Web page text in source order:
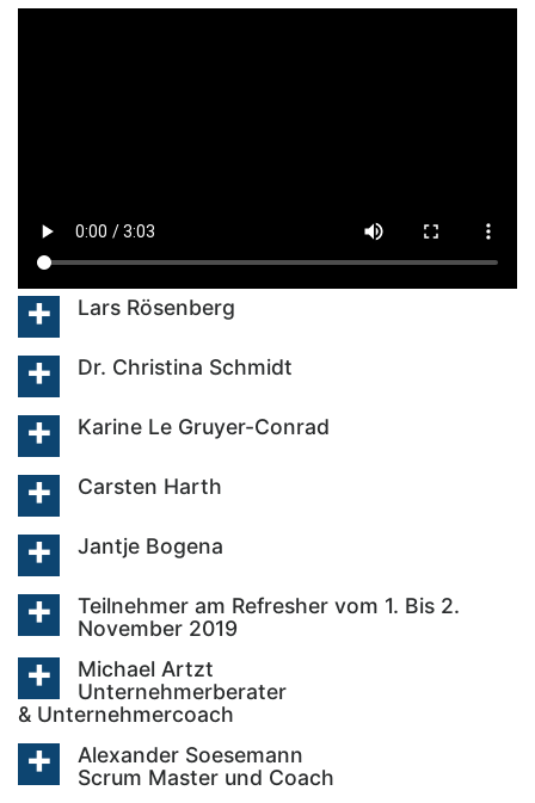
Lars Rösenberg
Dr. Christina Schmidt
Karine Le Gruyer-Conrad
Carsten Harth
Jantje Bogena
Teilnehmer am Refresher vom 1. Bis 2.
November 2019
Michael Artzt
Unternehmerberater
& Unternehmercoach
Alexander Soesemann
Scrum Master und Coach